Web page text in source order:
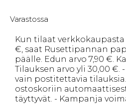
Varastossa
Kun tilaat
€, saat Rusettipannan
päälle. Edun arvo 7,90 €.
Tilauksen arvo yli 30,00 €.
vain postitettavia
ostoskoriin
täyttyvät. - Kampanja